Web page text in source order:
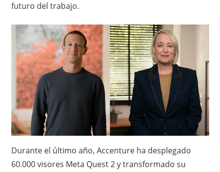
futuro del trabajo.
Durante el último año, Accenture ha desplegado
60.000 visores Meta Quest 2 y transformado su